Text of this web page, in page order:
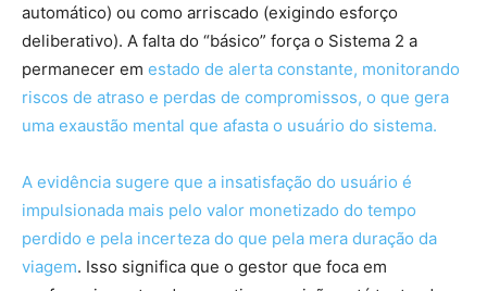
automático) ou como arriscado (exigindo esforço
deliberativo). A falta do “básico” força o Sistema 2 a
permanecer em estado de alerta constante, monitorando
riscos de atraso e perdas de compromissos, o que gera
uma exaustão mental que afasta o usuário do sistema.
A evidência sugere que a insatisfação do usuário é
impulsionada mais pelo valor monetizado do tempo
perdido e pela incerteza do que pela mera duração da
viagem. Isso significa que o gestor que foca em